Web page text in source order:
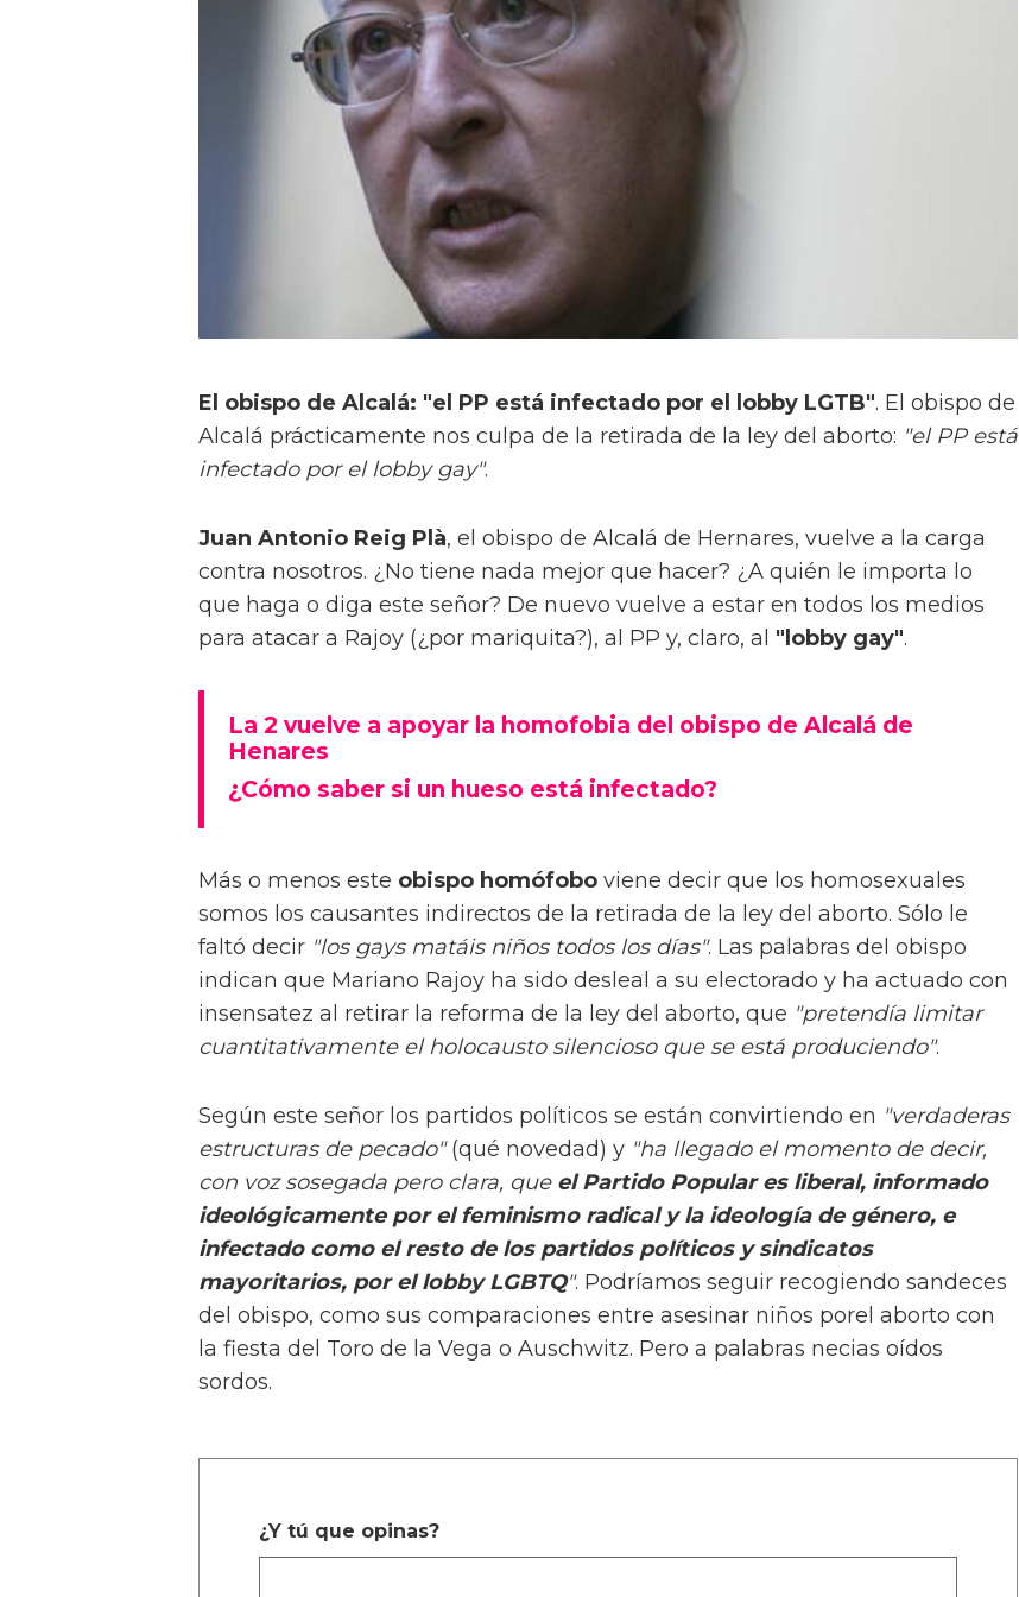
El obispo de Alcalá: "el PP está infectado por el lobby LGTB". El obispo de
Alcalá prácticamente nos culpa de la retirada de la ley del aborto: "el PP está
infectado por el lobby gay".
Juan Antonio Reig Plà, el obispo de Alcalá de Hernares, vuelve a la carga
contra nosotros. ¿No tiene nada mejor que hacer? ¿A quién le importa lo
que haga o diga este señor? De nuevo vuelve a estar en todos los medios
para atacar a Rajoy (¿por mariquita?), al PP y, claro, al "lobby gay".
La 2 vuelve a apoyar la homofobia del obispo de Alcalá de
Henares
¿Cómo saber si un hueso está infectado?
Más o menos este obispo homófobo viene decir que los homosexuales
somos los causantes indirectos de la retirada de la ley del aborto. Sólo le
faltó decir "los gays matáis niños todos los días". Las palabras del obispo
indican que Mariano Rajoy ha sido desleal a su electorado y ha actuado con
insensatez al retirar la reforma de la ley del aborto, que "pretendía limitar
cuantitativamente el holocausto silencioso que se está produciendo".
Según este señor los partidos políticos se están convirtiendo en "verdaderas
estructuras de pecado"(qué novedad) y "ha llegado el momento de decir,
con voz sosegada pero clara, que el Partido Popular es liberal, informado
ideológicamente por el feminismo radical y la ideología de género, e
infectado como el resto de los partidos políticos y sindicatos
mayoritarios, por el lobby LGBTQ". Podríamos seguir recogiendo sandeces
del obispo, como sus comparaciones entre asesinar niños porel aborto con
la fiesta del Toro de la Vega o Auschwitz. Pero a palabras necias oídos
sordos.
¿Y tú que opinas?